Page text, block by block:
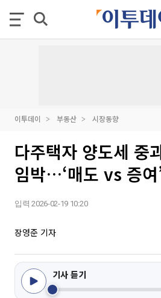
이투데이 부동산 시장동향
다주택자 양도세 중
임박…‘매도 vs 증여
입력 2026-02-19 10:20
장영준 기자
기사 듣기